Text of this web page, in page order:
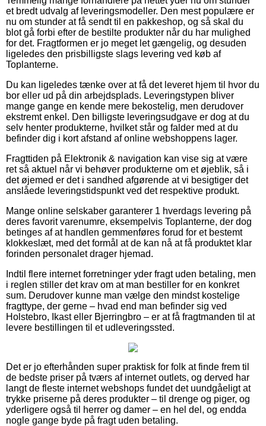
et bredt udvalg af leveringsmodeller. Den mest populære er
nu om stunder at få sendt til en pakkeshop, og så skal du
blot gå forbi efter de bestilte produkter når du har mulighed
for det. Fragtformen er jo meget let gængelig, og desuden
ligeledes den prisbilligste slags levering ved køb af
Toplanterne.
Du kan ligeledes tænke over at få det leveret hjem til hvor du
bor eller ud på din arbejdsplads. Leveringstypen bliver
mange gange en kende mere bekostelig, men derudover
ekstremt enkel. Den billigste leveringsudgave er dog at du
selv henter produkterne, hvilket står og falder med at du
befinder dig i kort afstand af online webshoppens lager.
Fragttiden på Elektronik & navigation kan vise sig at være
ret så aktuel når vi behøver produkterne om et øjeblik, så i
det øjemed er det i sandhed afgørende at vi besigtiger det
anslåede leveringstidspunkt ved det respektive produkt.
Mange online selskaber garanterer 1 hverdags levering på
deres favorit varenumre, eksempelvis Toplanterne, der dog
betinges af at handlen gemmenføres forud for et bestemt
klokkeslæt, med det formål at de kan nå at få produktet klar
forinden personalet drager hjemad.
Indtil flere internet forretninger yder fragt uden betaling, men
i reglen stiller det krav om at man bestiller for en konkret
sum. Derudover kunne man vælge den mindst kostelige
fragttype, der gerne – hvad end man befinder sig ved
Holstebro, Ikast eller Bjerringbro – er at få fragtmanden til at
levere bestillingen til et udleveringssted.
Det er jo efterhånden super praktisk for folk at finde frem til
de bedste priser på tværs af internet outlets, og derved har
langt de fleste internet webshops fundet det uundgåeligt at
trykke priserne på deres produkter – til drenge og piger, og
yderligere også til herrer og damer – en hel del, og endda
nogle gange byde på fragt uden betaling.